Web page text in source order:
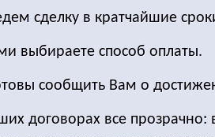
сделку в кратчайшие
выбираете способ оплаты.
сообщить Вам о
договорах все прозрачно: